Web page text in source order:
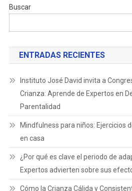
Buscar
ENTRADAS RECIENTES
Instituto José David invita a
Crianza: Aprende de Expertos en
Parentalidad
Mindfulness para niños: Ejercicios
en casa
¿Por qué es clave el periodo de
Expertos advierten sobre sus
Cómo la Crianza Cálida y